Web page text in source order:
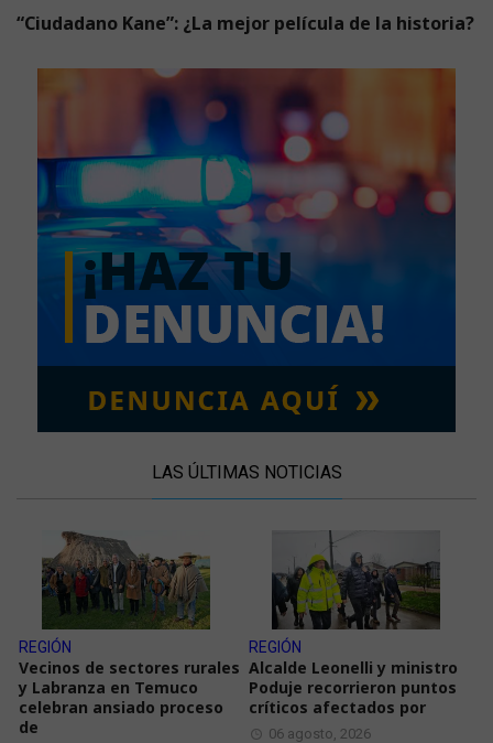
“Ciudadano Kane”: ¿La mejor película de la historia?
LAS ÚLTIMAS NOTICIAS
REGIÓN
Vecinos de sectores rurales
y Labranza en Temuco
celebran ansiado proceso
de
REGIÓN
Alcalde Leonelli y ministro
Poduje recorrieron puntos
críticos afectados por
06 agosto, 2026